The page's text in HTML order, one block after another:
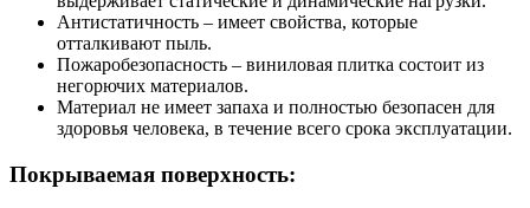
Антистатичность – имеет свойства, которые
отталкивают пыль.
Пожаробезопасность – виниловая плитка состоит из
негорючих материалов.
Материал не имеет запаха и полностью безопасен для
здоровья человека, в течение всего срока эксплуатации.
Покрываемая поверхность: